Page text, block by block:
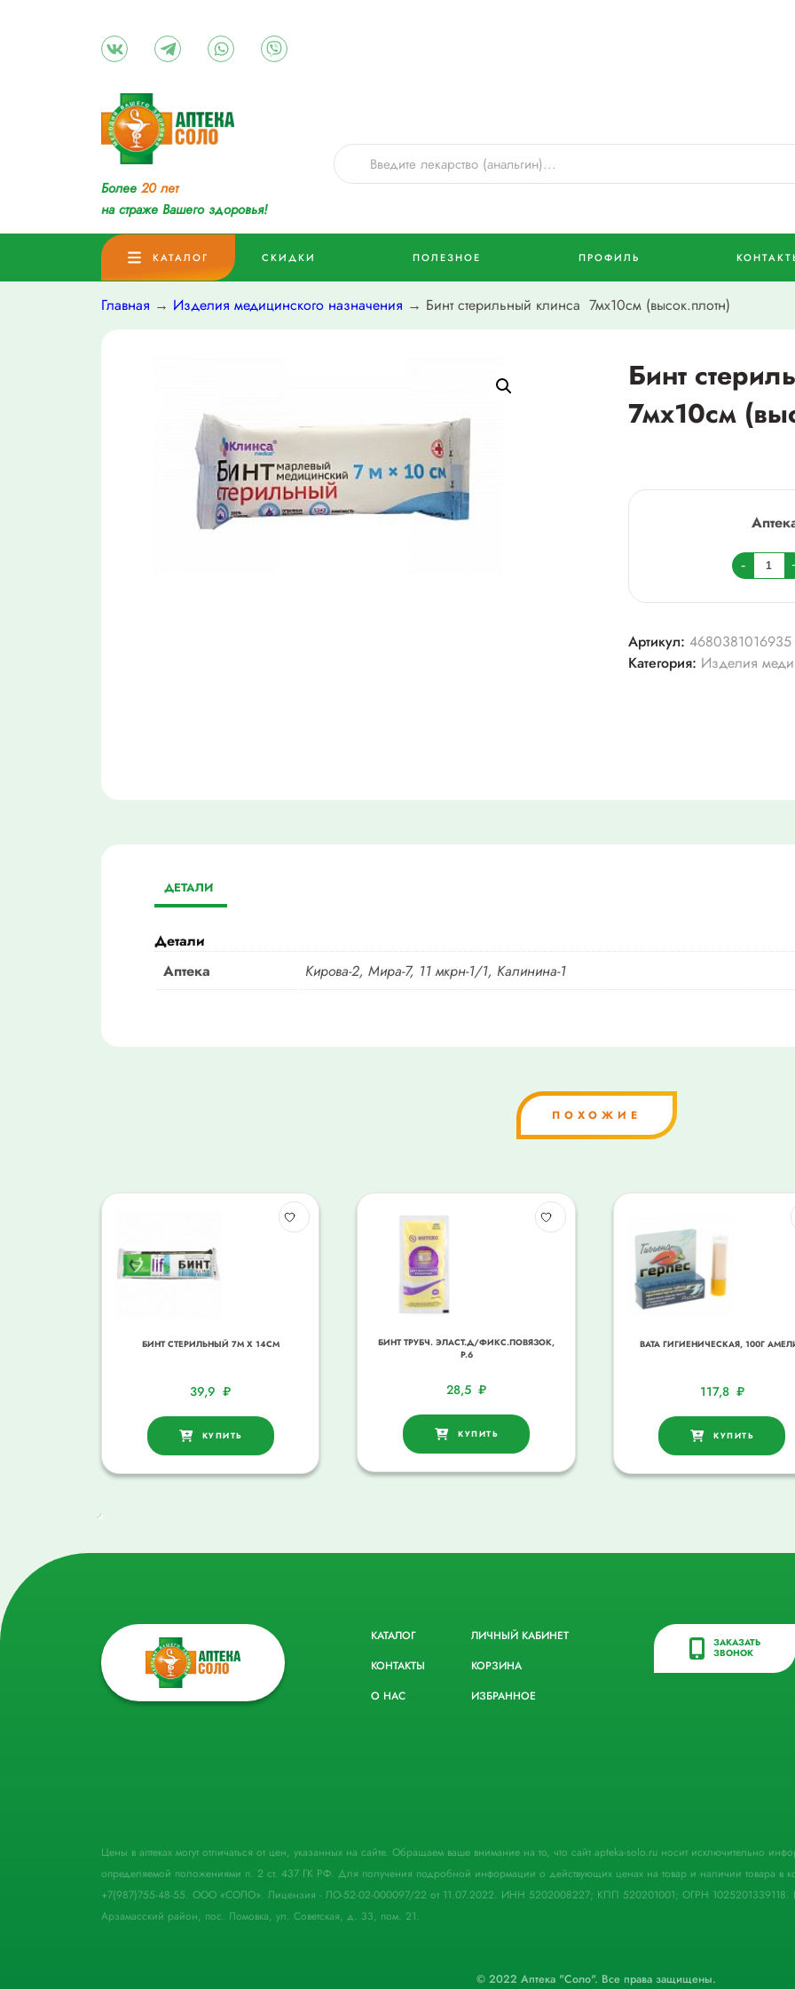
Более 20 лет
на страже Вашего здоровья!
КАТАЛОГ СКИДКИ ПОЛЕЗНОЕ ПРОФИЛЬ
Главная → Изделия медицинского назначения → Бинт стерильный клинса 7мх10см (высок.плотн)
Бинт
7мх10см
-
товара
Бинт
Артикул: 4680381016935
Категория: Изделия
ДЕТАЛИ
Детали
Аптека
Кирова-2, Мира-7, 11 мкрн-1/1, Калинина-1
ПОХОЖИЕ
БИНТ СТЕРИЛЬНЫЙ 7М Х 14СМ
39,9₽
КУПИТЬ
БИНТ ТРУБЧ. ЭЛАСТ.Д/ФИКС.ПОВЯЗОК,
Р.6
28,5 ₽
КУПИТЬ
ВАТА ГИГИЕНИЧЕСКАЯ, 100Г
117,8 ₽
КУПИТЬ
КАТАЛОГ
КОНТАКТЫ
О НАС
ЛИЧНЫЙ КАБИНЕТ
КОРЗИНА
ИЗБРАННОЕ
ЗАКАЗАТЬ
ЗВОНОК
Цены в аптеках могут отличаться от цен, указанных на сайте. Обращаем ваше внимание на то, что сайт apteka-solo.ru носит исключительно
определяемой положениями п. 2 ст. 437 ГК РФ. Для получения подробной информации о действующих ценах на товар и наличии товара в
+7(987)755-48-55. ООО «СОЛО». Лицензия - ЛО-52-02-000097/22 от 11.07.2022. ИНН 5202008227; КПП 520201001; ОГРН 1025201339118.
Арзамасский район, пос. Ломовка, ул. Советская, д. 33, пом. 21.
© 2022 Аптека "Соло". Все права защищены.